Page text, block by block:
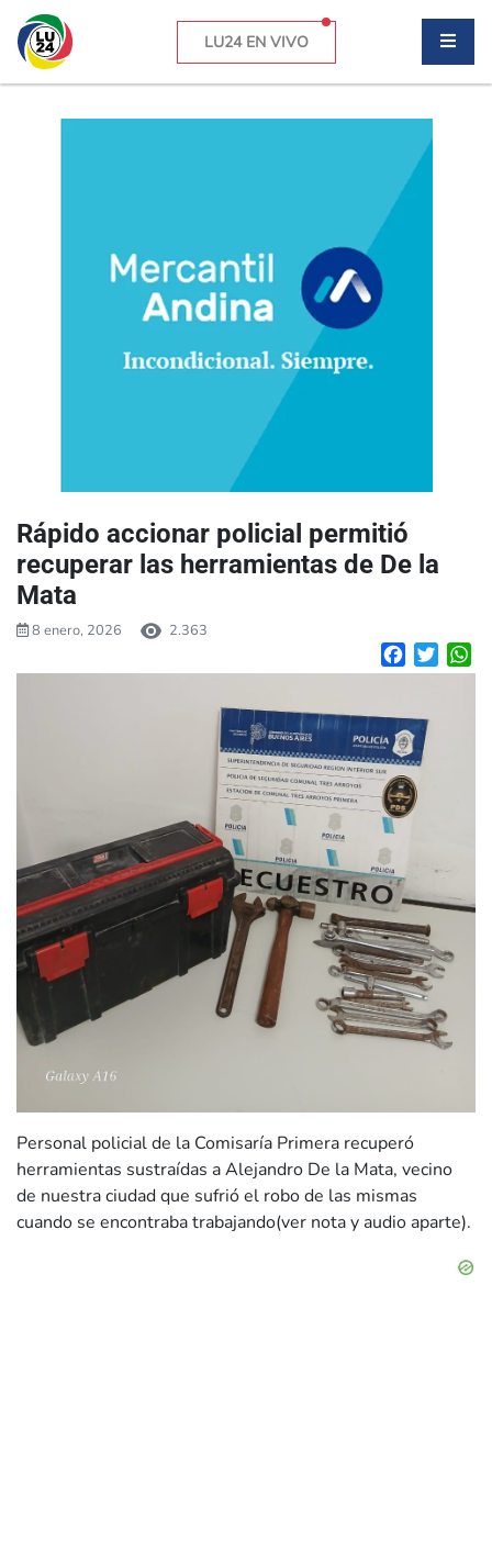
LU24 EN VIVO
Rápido accionar policial permitió
recuperar las herramientas de De la
Mata
8 enero, 2026 2.363
Facebook
Personal policial de la Comisaría Primera recuperó
herramientas sustraídas a Alejandro De la Mata, vecino
de nuestra ciudad que sufrió el robo de las mismas
cuando se encontraba trabajando(ver nota y audio aparte).